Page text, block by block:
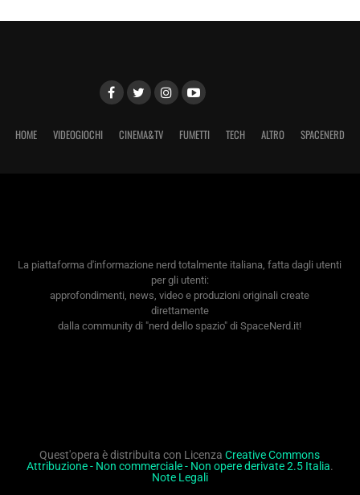
HOME VIDEOGIOCHI CINEMA&TV FUMETTI TECH ALTRO SPACENERD
La piattaforma d'informazione nerd totalmente italiana, fatta dagli utenti
per gli utenti:
approfondimenti, news, video e produzioni originali create
direttamente
dalla community di "nerd dello spazio" di SpaceNerd.it!
Quest'opera è distribuita con LicenzaCreative Commons
Attribuzione - Non commerciale - Non opere derivate 2.5 Italia.
Note Legali